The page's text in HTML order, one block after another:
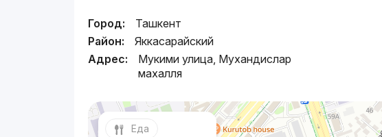
Город:
Ташкент
Район:
Яккасарайский
Адрес:
Мукими улица, Мухандислар
махалля
Еда